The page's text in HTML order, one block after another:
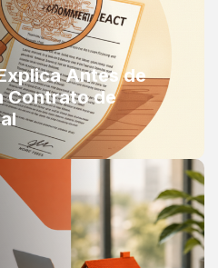
Antes de
Contrato de